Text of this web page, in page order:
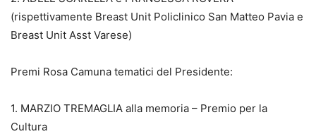
(rispettivamente Breast Unit Policlinico San Matteo Pavia e
Breast Unit Asst Varese)
Premi Rosa Camuna tematici del Presidente:
1. MARZIO TREMAGLIA alla memoria – Premio per la
Cultura